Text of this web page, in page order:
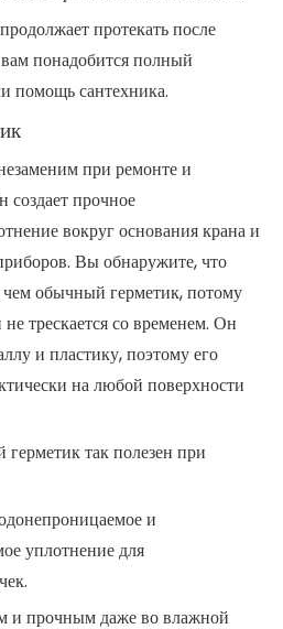
протекать после
понадобится полный
помощь сантехника.
при ремонте и
создает прочное
вокруг основания крана и
Вы обнаружите, что
чем обычный герметик, потому
трескается со временем. Он
и пластику, поэтому его
на любой поверхности
так полезен при
и
уплотнение для
и прочным даже во влажной